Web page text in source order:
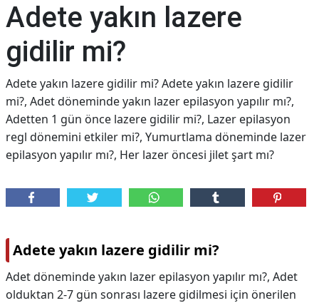
Adete yakın lazere
gidilir mi?
Adete yakın lazere gidilir mi? Adete yakın lazere gidilir
mi?, Adet döneminde yakın lazer epilasyon yapılır mı?,
Adetten 1 gün önce lazere gidilir mi?, Lazer epilasyon
regl dönemini etkiler mi?, Yumurtlama döneminde lazer
epilasyon yapılır mı?, Her lazer öncesi jilet şart mı?
Adete yakın lazere gidilir mi?
Adet döneminde yakın lazer epilasyon yapılır mı?, Adet
olduktan 2-7 gün sonrası lazere gidilmesi için önerilen